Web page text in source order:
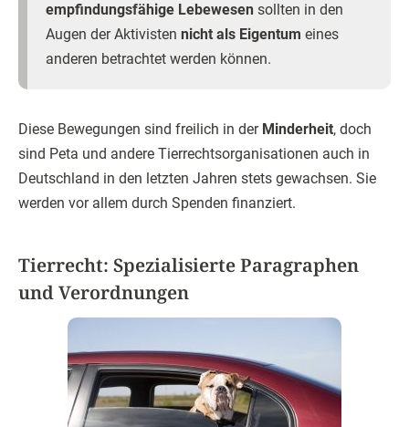
empfindungsfähige Lebewesen sollten in den
Augen der Aktivisten nicht als Eigentum eines
anderen betrachtet werden können.
Diese Bewegungen sind freilich in der Minderheit, doch
sind Peta und andere Tierrechtsorganisationen auch in
Deutschland in den letzten Jahren stets gewachsen. Sie
werden vor allem durch Spenden finanziert.
Tierrecht: Spezialisierte Paragraphen
und Verordnungen